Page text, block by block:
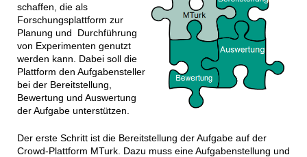
schaffen, die als
Forschungsplattform zur
Planung und Durchführung
von Experimenten genutzt
werden kann. Dabei soll die
Plattform den Aufgabensteller
bei der Bereitstellung,
Bewertung und Auswertung
der Aufgabe unterstützen.
Der erste Schritt ist die Bereitstellung der Aufgabe auf der
Crowd-Plattform MTurk. Dazu muss eine Aufgabenstellung und